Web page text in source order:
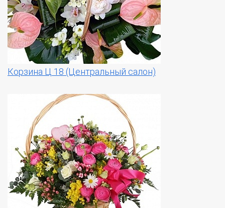
Корзина Ц 18 (Центральный салон)